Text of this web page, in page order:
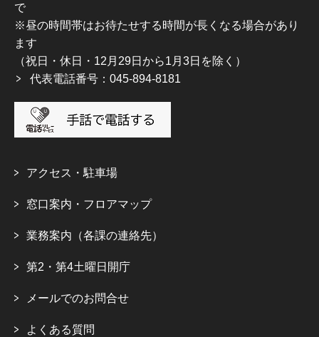
で
※昼の時間帯はお待たせする時間が長くなる場合があり
ます
（祝日・休日・12月29日から1月3日を除く）
代表電話番号：045-894-8181
アクセス・駐車場
窓口案内・フロアマップ
業務案内（各課の連絡先）
第2・第4土曜日開庁
メールでのお問合せ
よくある質問